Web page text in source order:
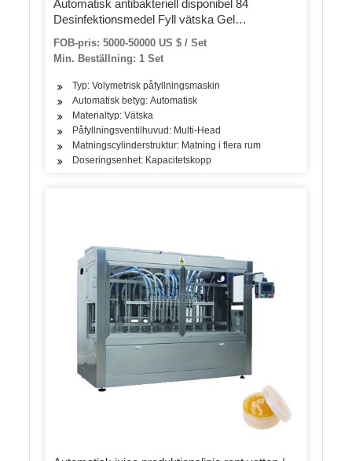
Automatisk antibakteriell disponibel 84
Desinfektionsmedel Fyll vätska Gel
Alkoholvätska Handtvätt Sanitizer Blandning
och flaskpåfyllning Capping Märkning
Förpackningsmaskin
FOB-pris: 5000-50000 US $ / Set
Min. Beställning: 1 Set
Typ: Volymetrisk påfyllningsmaskin
Automatisk betyg: Automatisk
Materialtyp: Vätska
Påfyllningsventilhuvud: Multi-Head
Matningscylinderstruktur: Matning i flera rum
Doseringsenhet: Kapacitetskopp